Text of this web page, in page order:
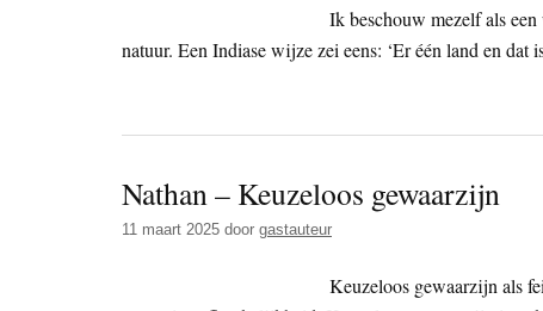
Ik beschouw mezelf als
natuur. Een Indiase wijze zei eens: ‘Er één land en dat
Nathan – Keuzeloos gewaarzijn
11 maart 2025 door gastauteur
Keuzeloos gewaarzijn als